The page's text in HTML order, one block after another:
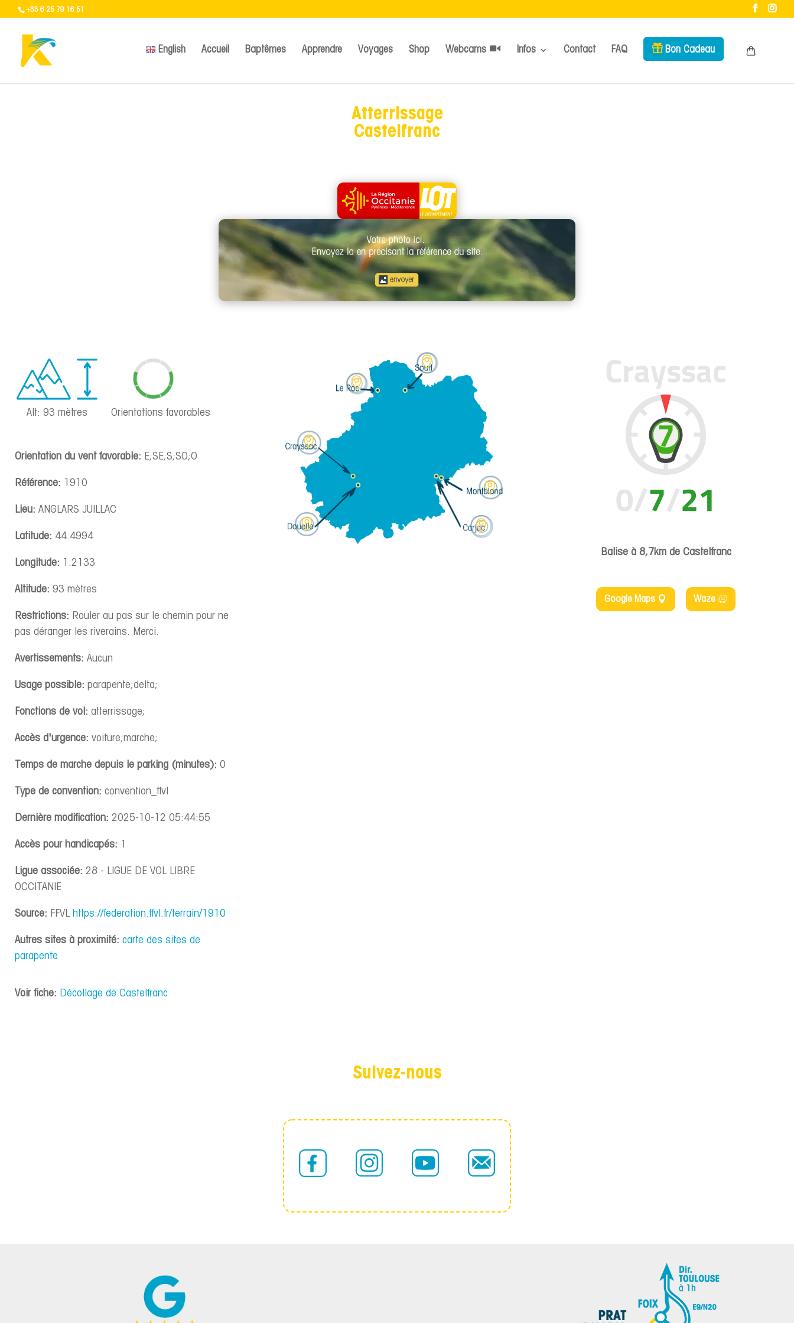
+33 6 25 79 16 51
English Accueil Baptêmes Apprendre Voyages Shop Webcams Infos Contact FAQ Bon Cadeau
Atterrissage
Castelfranc
Alt: 93 mètres Orientations favorables
Orientation du vent favorable: E;SE;S;SO;O
Référence: 1910
Lieu: ANGLARS JUILLAC
Latitude: 44.4994
Longitude: 1.2133
Altitude: 93 mètres
Restrictions: Rouler au pas sur le chemin pour ne
pas déranger les riverains. Merci.
Avertissements: Aucun
Usage possible: parapente;delta;
Fonctions de vol: atterrissage;
Accès d'urgence: voiture;marche;
Temps de marche depuis le parking (minutes): 0
Type de convention: convention_ffvl
Dernière modification: 2025-10-12 05:44:55
Accès pour handicapés: 1
Ligue associée: 28 - LIGUE DE VOL LIBRE
OCCITANIE
Source: FFVL https://federation.ffvl.fr/terrain/1910
Autres sites à proximité: carte des sites de
parapente
Voir fiche: Décollage de Castelfranc






Balise à 8,7km de Castelfranc
Google Maps Waze
Suivez-nous